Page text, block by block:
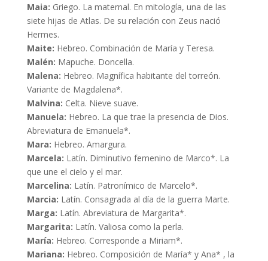
Maia: Griego. La maternal. En mitología, una de las
siete hijas de Atlas. De su relación con Zeus nació
Hermes.
Maite: Hebreo. Combinación de María y Teresa.
Malén: Mapuche. Doncella.
Malena: Hebreo. Magnífica habitante del torreón.
Variante de Magdalena*.
Malvina: Celta. Nieve suave.
Manuela: Hebreo. La que trae la presencia de Dios.
Abreviatura de Emanuela*.
Mara: Hebreo. Amargura.
Marcela: Latín. Diminutivo femenino de Marco*. La
que une el cielo y el mar.
Marcelina: Latín. Patronímico de Marcelo*.
Marcia: Latín. Consagrada al día de la guerra Marte.
Marga: Latín. Abreviatura de Margarita*.
Margarita: Latín. Valiosa como la perla.
María: Hebreo. Corresponde a Miriam*.
Mariana: Hebreo. Composición de María* y Ana* , la